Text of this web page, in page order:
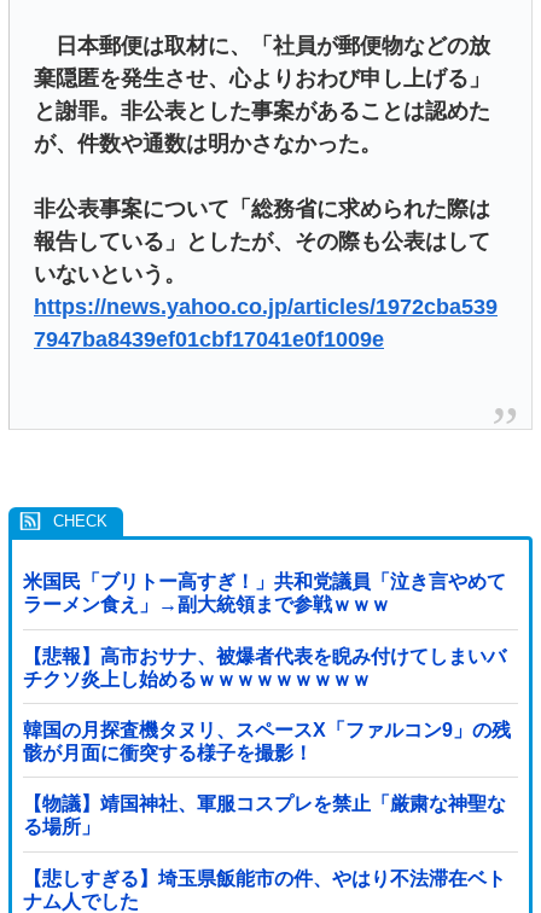
日本郵便は取材に、「社員が郵便物などの放
棄隠匿を発生させ、心よりおわび申し上げる」
と謝罪。非公表とした事案があることは認めた
が、件数や通数は明かさなかった。
非公表事案について「総務省に求められた際は
報告している」としたが、その際も公表はして
いないという。
https://news.yahoo.co.jp/articles/1972cba539
7947ba8439ef01cbf17041e0f1009e
米国民「ブリトー高すぎ！」共和党議員「泣き言やめて
ラーメン食え」→副大統領まで参戦ｗｗｗ
【悲報】高市おサナ、被爆者代表を睨み付けてしまいバ
チクソ炎上し始めるｗｗｗｗｗｗｗｗｗ
韓国の月探査機タヌリ、スペースX「ファルコン9」の残
骸が月面に衝突する様子を撮影！
【物議】靖国神社、軍服コスプレを禁止「厳粛な神聖な
る場所」
【悲しすぎる】埼玉県飯能市の件、やはり不法滞在ベト
ナム人でした